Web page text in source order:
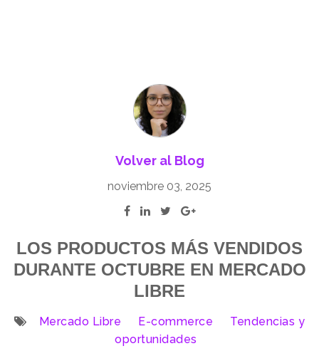
Volver al Blog
noviembre 03, 2025
LOS PRODUCTOS MÁS VENDIDOS
DURANTE OCTUBRE EN MERCADO
LIBRE
Mercado Libre E-commerce
Tendencias y
oportunidades